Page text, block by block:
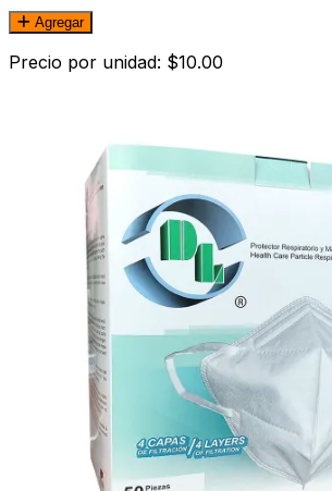
Agregar
Precio por unidad: $10.00